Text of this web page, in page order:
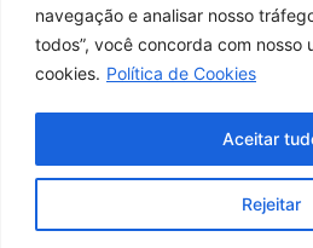
navegação e analisar nosso
todos”, você concorda com nosso
cookies. Política de Cookies
Rejeitar
Aceitar
Horários de atendimento:
Whatsapp: (21) 2569-2398